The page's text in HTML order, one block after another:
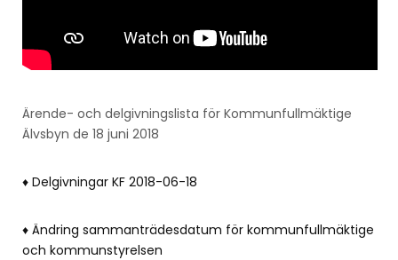
Ärende- och delgivningslista för Kommunfullmäktige
Älvsbyn de 18 juni 2018
♦ Delgivningar KF 2018-06-18
♦ Ändring sammanträdesdatum för kommunfullmäktige
och kommunstyrelsen